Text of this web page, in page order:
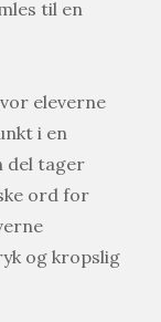
til en
eleverne
i en
del tager
ord for
og kropslig